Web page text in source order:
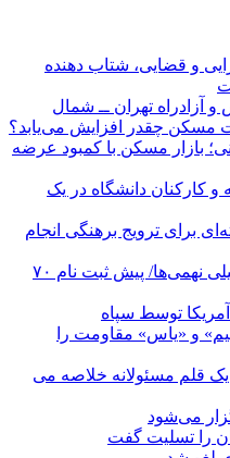
و قضایی، شتاب‌ دهنده
آزادراه تهران ــ شمال
مسکن چقدر افزایش می‌یابد؟
بازار مسکن با کمبود عرضه
کارکنان دانشگاه در یک
برای ترویج برهنگی انجام
صدور بیش از ۹۰ درصد هدایت تحصیلی نهمی‌ها/ پیش ثبت نام ۷۰
توسط سپاه
و «یاس» مقاومت را
یک قلم مسئولانه خلاصه می
می‌شود
را تسلیت گفت